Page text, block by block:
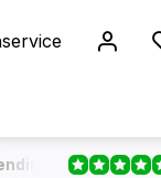
vanaf €75 (NL